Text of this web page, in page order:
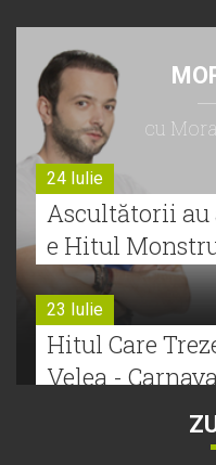
cu
24 Iulie
Ascultătorii au
e Hitul
23 Iulie
Hitul Care
Velea -